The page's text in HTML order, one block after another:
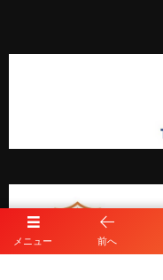
メニュー 前へ